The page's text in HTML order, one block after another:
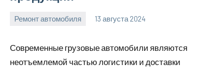
Ремонт автомобиля 13 августа 2024
Современные грузовые автомобили являются
неотъемлемой частью логистики и доставки